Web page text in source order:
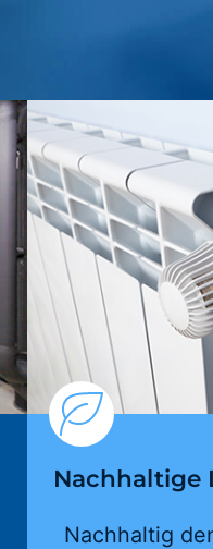
Nachhaltige
Nachhaltig